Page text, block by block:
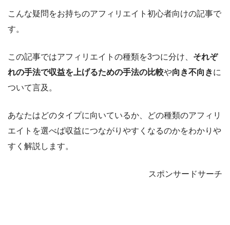
こんな疑問をお持ちのアフィリエイト初心者向けの記事で
す。
この記事ではアフィリエイトの種類を3つに分け、 それぞ
れの手法で収益を上げるための手法の比較や向き不向きに
ついて言及。
あなたはどのタイプに向いているか、どの種類のアフィリ
エイトを選べば収益につながりやすくなるのかをわかりや
すく解説します。
スポンサードサーチ